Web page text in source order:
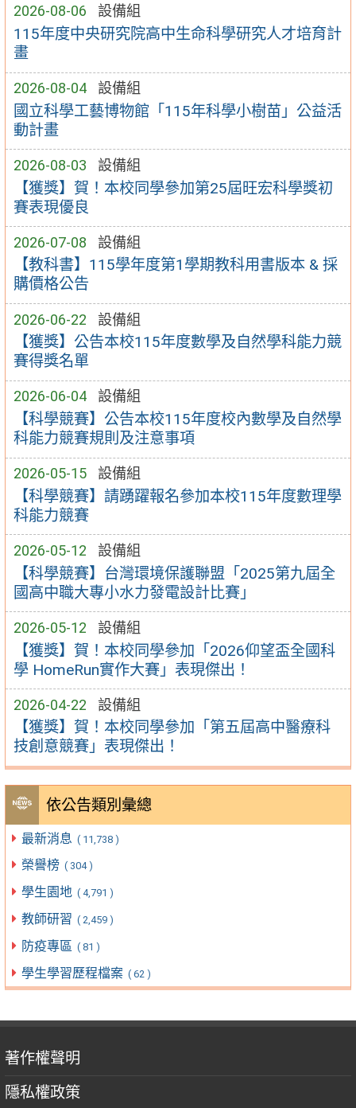
2026-08-06 設備組
115年度中央研究院高中生命科學研究人才培育計
畫
2026-08-04 設備組
國立科學工藝博物館「115年科學小樹苗」公益活
動計畫
2026-08-03 設備組
【獲獎】賀！本校同學參加第25屆旺宏科學獎初
賽表現優良
2026-07-08 設備組
【教科書】115學年度第1學期教科用書版本 & 採
購價格公告
2026-06-22 設備組
【獲獎】公告本校115年度數學及自然學科能力競
賽得獎名單
2026-06-04 設備組
【科學競賽】公告本校115年度校內數學及自然學
科能力競賽規則及注意事項
2026-05-15 設備組
【科學競賽】請踴躍報名參加本校115年度數理學
科能力競賽
2026-05-12 設備組
【科學競賽】台灣環境保護聯盟「2025第九屆全
國高中職大專小水力發電設計比賽」
2026-05-12 設備組
【獲獎】賀！本校同學參加「2026仰望盃全國科
學 HomeRun實作大賽」表現傑出！
2026-04-22 設備組
【獲獎】賀！本校同學參加「第五屆高中醫療科
技創意競賽」表現傑出！
依公告類別彙總
最新消息 ( 11,738 )
榮譽榜 ( 304 )
學生園地 ( 4,791 )
教師研習 ( 2,459 )
防疫專區 ( 81 )
學生學習歷程檔案 ( 62 )
著作權聲明
隱私權政策